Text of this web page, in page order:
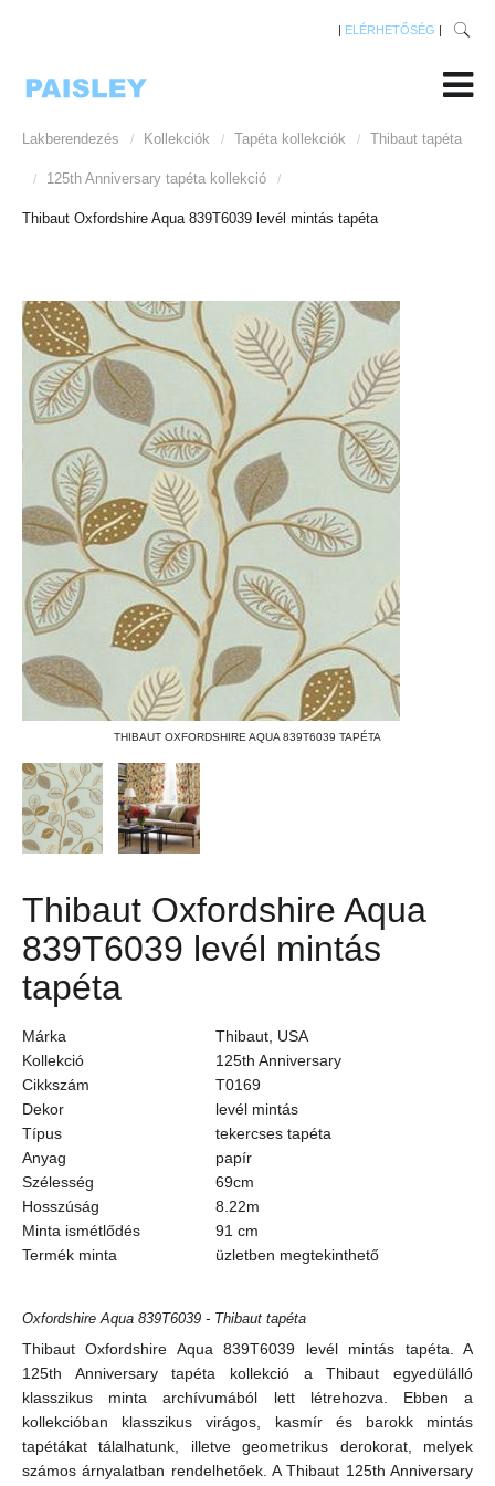
| ELÉRHETŐSÉG |
Lakberendezés / Kollekciók / Tapéta kollekciók / Thibaut tapéta
/ 125th Anniversary tapéta kollekció /
Thibaut Oxfordshire Aqua 839T6039 levél mintás tapéta
THIBAUT OXFORDSHIRE AQUA 839T6039 TAPÉTA
Thibaut Oxfordshire Aqua
839T6039 levél mintás
tapéta
Márka
Thibaut, USA
Kollekció
125th Anniversary
Cikkszám
T0169
Dekor
levél mintás
Típus
tekercses tapéta
Anyag
papír
Szélesség
69cm
Hosszúság
8.22m
Minta ismétlődés
91 cm
Termék minta
üzletben megtekinthető
Oxfordshire Aqua 839T6039 - Thibaut tapéta
Thibaut Oxfordshire Aqua 839T6039 levél mintás tapéta. A
125th Anniversary tapéta kollekció a Thibaut egyedülálló
klasszikus minta archívumából lett létrehozva. Ebben a
kollekcióban klasszikus virágos, kasmír és barokk mintás
tapétákat tálalhatunk, illetve geometrikus derokorat, melyek
számos árnyalatban rendelhetőek. A Thibaut 125th Anniversary